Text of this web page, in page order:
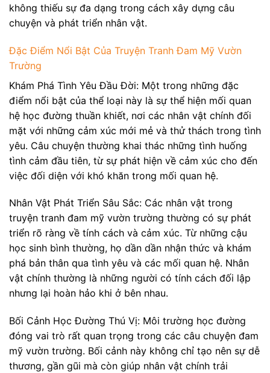
không thiếu sự đa dạng trong cách xây dựng câu
chuyện và phát triển nhân vật.
Đặc Điểm Nổi Bật Của Truyện Tranh Đam Mỹ Vườn
Trường
Khám Phá Tình Yêu Đầu Đời: Một trong những đặc
điểm nổi bật của thể loại này là sự thể hiện mối quan
hệ học đường thuần khiết, nơi các nhân vật chính đối
mặt với những cảm xúc mới mẻ và thử thách trong tình
yêu. Câu chuyện thường khai thác những tình huống
tình cảm đầu tiên, từ sự phát hiện về cảm xúc cho đến
việc đối diện với khó khăn trong mối quan hệ.
Nhân Vật Phát Triển Sâu Sắc: Các nhân vật trong
truyện tranh đam mỹ vườn trường thường có sự phát
triển rõ ràng về tính cách và cảm xúc. Từ những cậu
học sinh bình thường, họ dần dần nhận thức và khám
phá bản thân qua tình yêu và các mối quan hệ. Nhân
vật chính thường là những người có tính cách đối lập
nhưng lại hoàn hảo khi ở bên nhau.
Bối Cảnh Học Đường Thú Vị: Môi trường học đường
đóng vai trò rất quan trọng trong các câu chuyện đam
mỹ vườn trường. Bối cảnh này không chỉ tạo nên sự dễ
thương, gần gũi mà còn giúp nhân vật chính trải